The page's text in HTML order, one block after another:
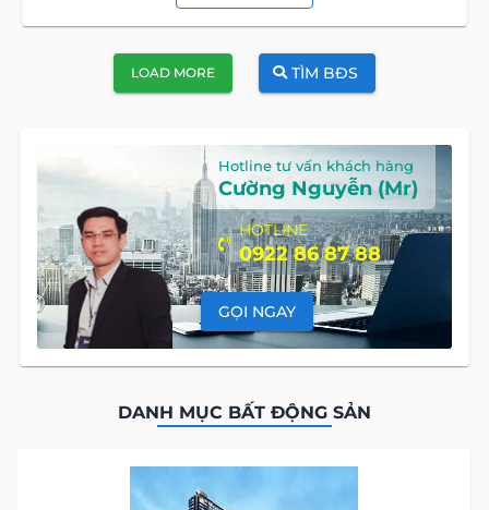
LOAD MORE TÌM BĐS
Hotline tư vấn khách hàng
Cường Nguyễn (Mr)
HOTLINE
0922 86 87 88
GỌI NGAY
DANH MỤC BẤT ĐỘNG SẢN